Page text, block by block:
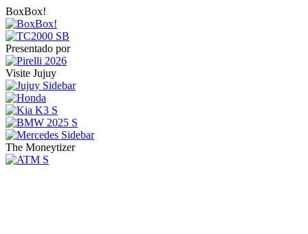
BoxBox!
Presentado por
Visite Jujuy
The Moneytizer